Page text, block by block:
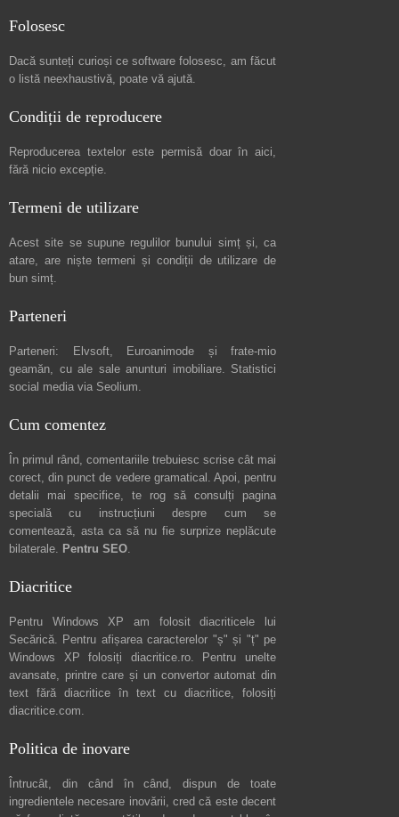
Folosesc
Dacă sunteți curioși ce software folosesc, am făcut
o listă neexhaustivă, poate vă ajută.
Condiții de reproducere
Reproducerea textelor este permisă doar în aici,
fără nicio excepție.
Termeni de utilizare
Acest site se supune regulilor bunului simț și, ca
atare, are niștetermeni și condiții de utilizare de
bun simț.
Parteneri
Parteneri: Elvsoft, Euroanimode și frate-mio
geamăn, cu ale sale anunturi imobiliare. Statistici
social media via Seolium.
Cum comentez
În primul rând, comentariile trebuiesc scrise cât mai
corect, din punct de vedere gramatical. Apoi, pentru
detalii mai specifice, te rog să consulți pagina
specială cu instrucțiuni despre cum se
comentează, asta ca să nu fie surprize neplăcute
bilaterale. Pentru SEO.
Diacritice
Pentru Windows XP am folosit diacriticele lui
Secărică. Pentru afișarea caracterelor "ș" și "ț" pe
Windows XP folosiți diacritice.ro. Pentru unelte
avansate, printre care și un convertor automat din
text fără diacritice în text cu diacritice, folosiți
diacritice.com.
Politica de inovare
Întrucât, din când în când, dispun de toate
ingredientele necesare inovării, cred că este decent